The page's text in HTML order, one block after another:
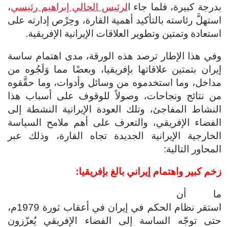
بدرجة كبيرة، فلما جاء ا لرئيس الحالي إبراهيم رئيسي،
استهلَّ رئاسته بالتأكيد أهمية القارة، وحِرْص إدارته على
استعادة وتمتين وتطوير العلاقات الإيرانية الإفريقية.
وفي هذا الإطار ترصد هذه الورقة، مدى اهتمام ساسة
إيران بتمتين علاقاتها بإفريقيا، وبعضًا مما وَلَجُوه من
مداخل، وما استخدموه من وسائل وأدوات، وما حقَّقوه
من نتائج ونجاحات، وصولاً للوقوف على أسباب هذا
النشاط المفاجئ، وتلك العودة الإيرانية النشطة إلى
الفضاء الإفريقي، والتعرف على أهم ملامح السياسة
الخارجية الإيرانية الجديدة تجاه القارة، وذلك عبر
المحاور التالية:
زخم كبير واهتمام إيراني بالغ بإفريقيا:
ما أن
استقر نظام الحكم في إيران في أعقاب ثورة 1979م،
حتى توجّه الساسة إلى الفضاء الإفريقي يُعزّزون